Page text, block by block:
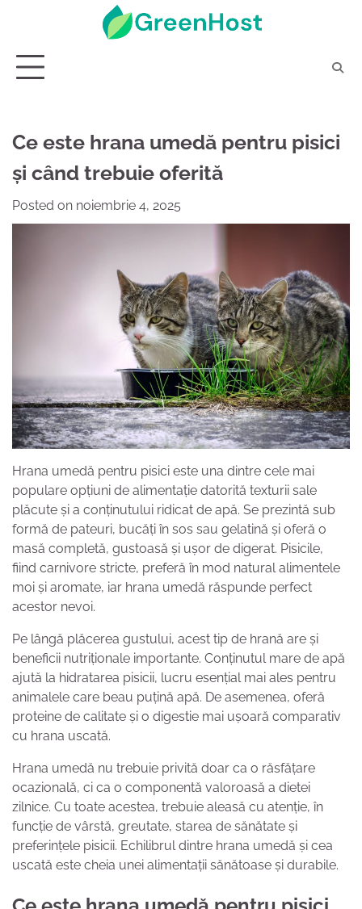
Ce este hrana umedă pentru pisici
și când trebuie oferită
Posted on noiembrie 4, 2025
Hrana umedă pentru pisici este una dintre cele mai
populare opțiuni de alimentație datorită texturii sale
plăcute și a conținutului ridicat de apă. Se prezintă sub
formă de pateuri, bucăți în sos sau gelatină și oferă o
masă completă, gustoasă și ușor de digerat. Pisicile,
fiind carnivore stricte, preferă în mod natural alimentele
moi și aromate, iar hrana umedă răspunde perfect
acestor nevoi.
Pe lângă plăcerea gustului, acest tip de hrană are și
beneficii nutriționale importante. Conținutul mare de apă
ajută la hidratarea pisicii, lucru esențial mai ales pentru
animalele care beau puțină apă. De asemenea, oferă
proteine de calitate și o digestie mai ușoară comparativ
cu hrana uscată.
Hrana umedă nu trebuie privită doar ca o răsfățare
ocazională, ci ca o componentă valoroasă a dietei
zilnice. Cu toate acestea, trebuie aleasă cu atenție, în
funcție de vârstă, greutate, starea de sănătate și
preferințele pisicii. Echilibrul dintre hrana umedă și cea
uscată este cheia unei alimentații sănătoase și durabile.